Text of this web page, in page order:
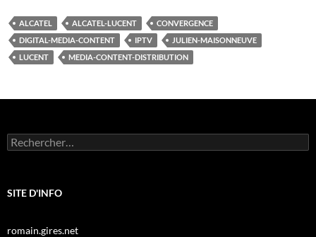
ALCATEL ALCATEL-LUCENT
CONVERGENCE
DIGITAL-MEDIA-CONTENT
IPTV
JULIEN-MAISONNEUVE
LUCENT
MEDIA-CONTENT-DISTRIBUTION
Rechercher :
SITE D'INFO
romain.gires.net